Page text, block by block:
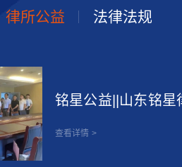
律所公益 法律法规
铭星公益||山东铭星
查看详情 >